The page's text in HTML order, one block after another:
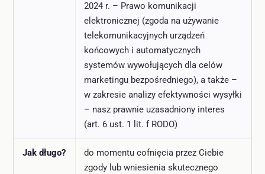
2024 r. – Prawo komunikacji
elektronicznej (zgoda na używanie
telekomunikacyjnych urządzeń
końcowych i automatycznych
systemów wywołujących dla celów
marketingu bezpośredniego), a także –
w zakresie analizy efektywności wysyłki
– nasz prawnie uzasadniony interes
(art. 6 ust. 1 lit. f RODO)
Jak długo?
do momentu cofnięcia przez Ciebie
zgody lub wniesienia skutecznego